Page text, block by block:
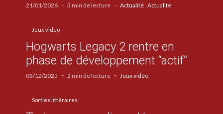
21/01/2026 3 min de lecture Actualité Actualité
Jeux vidéo
Hogwarts Legacy 2 rentre en
phase de développement “actif”
03/12/2025 2 min de lecture Jeux vidéo
Sorties littéraires